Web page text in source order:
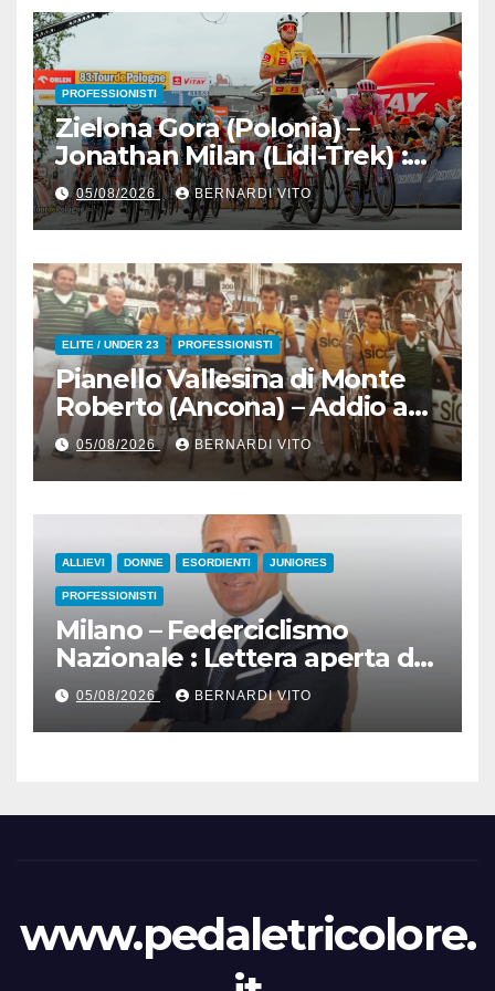
Senaghese)
PROFESSIONISTI
Zielona Gora (Polonia) –
Jonathan Milan (Lidl-Trek) :
Vince la terza tappa di
seguito e in maglia gialla
all’83° Giro di Polonia
05/08/2026 BERNARDI VITO
ELITE / UNDER 23 PROFESSIONISTI
Pianello Vallesina di Monte
Roberto (Ancona) – Addio ad
Alderino Bartoloni, Direttore
Sportivo rigorosamente
Gentile
05/08/2026 BERNARDI VITO
ALLIEVI DONNE ESORDIENTI JUNIORES
PROFESSIONISTI
Milano – Federciclismo
Nazionale : Lettera aperta del
Presidente Cordiano
Dagnoni
05/08/2026 BERNARDI VITO
www.pedaletricolore.